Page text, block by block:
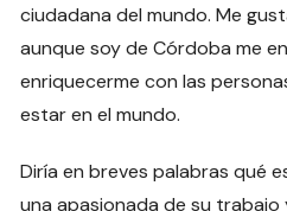
ciudadana del mundo. Me
aunque soy de Córdoba me
enriquecerme con las
estar en el mundo.
Diría en breves palabras qué
una apasionada de su trabajo